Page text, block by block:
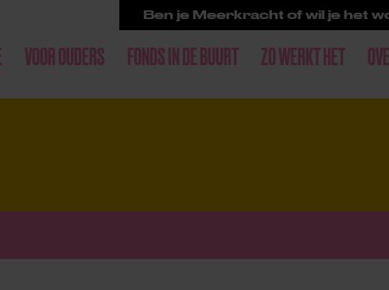
Ben je Meerkracht of wil je het
VOOR OUDERS FONDS IN DE BUURT ZO WERKT HET